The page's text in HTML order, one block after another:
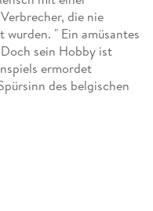
die nie
" Ein amüsantes
sein Hobby ist
ermordet
des belgischen